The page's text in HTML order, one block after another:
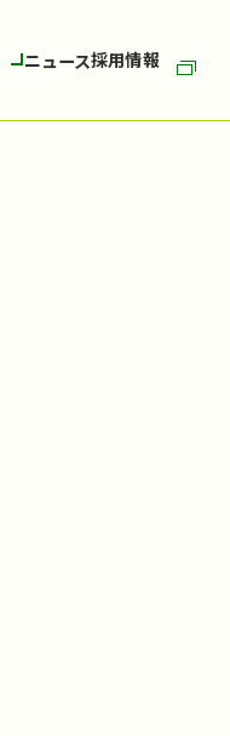
ニュース採用情報